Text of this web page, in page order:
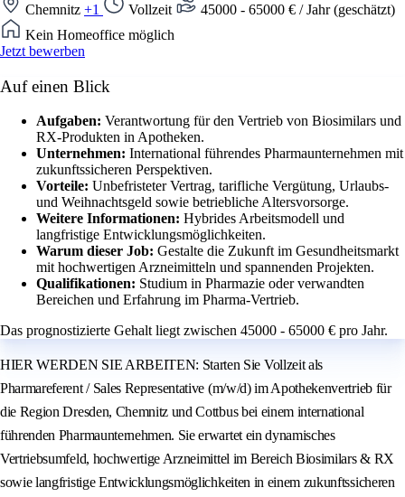
Chemnitz +1 Vollzeit
45000 - 65000 € / Jahr (geschätzt)
Kein Homeoffice möglich
Jetzt bewerben
Auf einen Blick
Aufgaben: Verantwortung für den Vertrieb von Biosimilars und
RX-Produkten in Apotheken.
Unternehmen: International führendes Pharmaunternehmen mit
zukunftssicheren Perspektiven.
Vorteile: Unbefristeter Vertrag, tarifliche Vergütung, Urlaubs-
und Weihnachtsgeld sowie betriebliche Altersvorsorge.
Weitere Informationen: Hybrides Arbeitsmodell und
langfristige Entwicklungsmöglichkeiten.
Warum dieser Job: Gestalte die Zukunft im Gesundheitsmarkt
mit hochwertigen Arzneimitteln und spannenden Projekten.
Qualifikationen: Studium in Pharmazie oder verwandten
Bereichen und Erfahrung im Pharma-Vertrieb.
Das prognostizierte Gehalt liegt zwischen 45000 - 65000 € pro Jahr.
HIER WERDEN SIE ARBEITEN: Starten Sie Vollzeit als
Pharmareferent / Sales Representative (m/w/d) im Apothekenvertrieb für
die Region Dresden, Chemnitz und Cottbus bei einem international
führenden Pharmaunternehmen. Sie erwartet ein dynamisches
Vertriebsumfeld, hochwertige Arzneimittel im Bereich Biosimilars & RX
sowie langfristige Entwicklungsmöglichkeiten in einem zukunftssicheren